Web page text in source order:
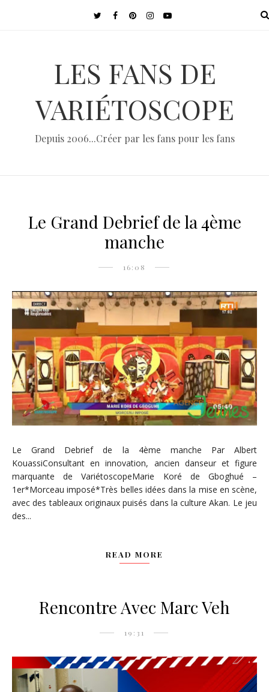
LES FANS DE
VARIÉTOSCOPE
Depuis 2006...Créer par les fans pour les fans
Le Grand Debrief de la 4ème
manche
16:08
Le Grand Debrief de la 4ème manche Par Albert
KouassiConsultant en innovation, ancien danseur et figure
marquante de VariétoscopeMarie Koré de Gboghué –
1er*Morceau imposé*Très belles idées dans la mise en scène,
avec des tableaux originaux puisés dans la culture Akan. Le jeu
des...
READ MORE
Rencontre Avec Marc Veh
19:31